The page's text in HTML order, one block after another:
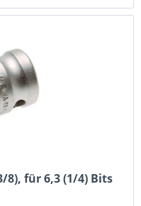
für 6,3 (1/4) Bits